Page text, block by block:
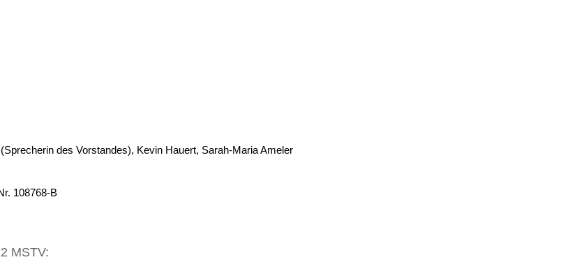
des Vorstandes), Kevin Hauert, Sarah-Maria Ameler
108768-B
MSTV: